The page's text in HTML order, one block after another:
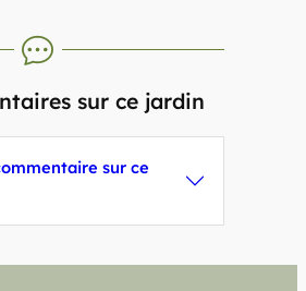
sur ce jardin
sur ce